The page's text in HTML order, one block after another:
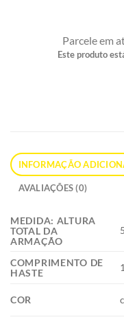
Parcele em
Este produto
INFORMAÇÃO
AVALIAÇÕES (0)
MEDIDA: ALTURA
TOTAL DA
ARMAÇÃO
COMPRIMENTO DE
HASTE
COR